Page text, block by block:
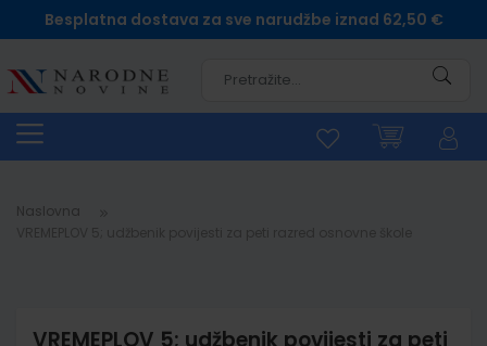
Besplatna dostava za sve narudžbe iznad 62,50 €
Naslovna
VREMEPLOV 5; udžbenik povijesti za peti